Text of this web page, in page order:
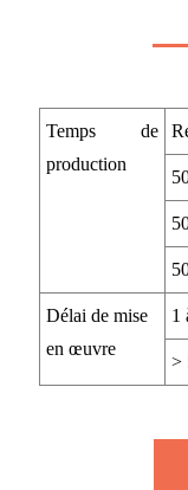
Temps de
production
Délai de mise
en œuvre
1
>